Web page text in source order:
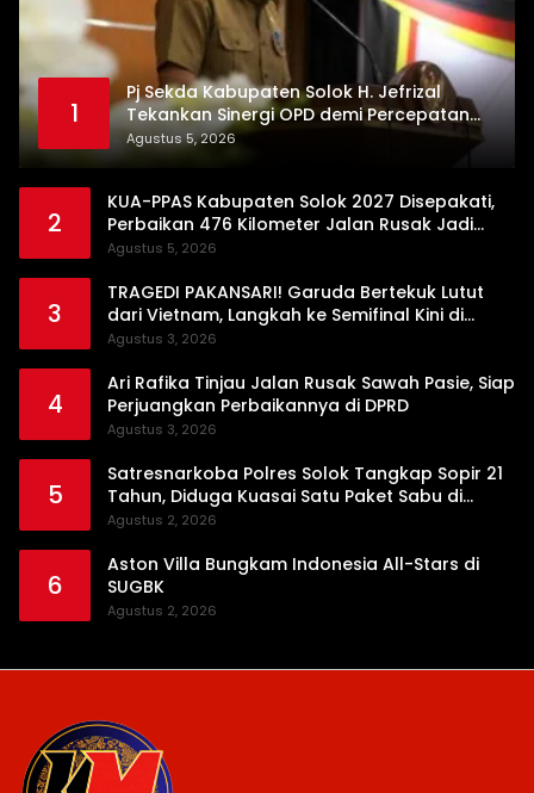
1
Pj Sekda Kabupaten Solok H. Jefrizal
Tekankan Sinergi OPD demi Percepatan
Pembangunan Daerah
Agustus 5, 2026
2
KUA-PPAS Kabupaten Solok 2027 Disepakati,
Perbaikan 476 Kilometer Jalan Rusak Jadi
Prioritas
Agustus 5, 2026
3
TRAGEDI PAKANSARI! Garuda Bertekuk Lutut
dari Vietnam, Langkah ke Semifinal Kini di
Ujung Tanduk
Agustus 3, 2026
4
Ari Rafika Tinjau Jalan Rusak Sawah Pasie, Siap
Perjuangkan Perbaikannya di DPRD
Agustus 3, 2026
5
Satresnarkoba Polres Solok Tangkap Sopir 21
Tahun, Diduga Kuasai Satu Paket Sabu di
Kubung
Agustus 2, 2026
6
Aston Villa Bungkam Indonesia All-Stars di
SUGBK
Agustus 2, 2026